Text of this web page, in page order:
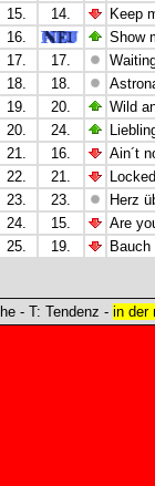
15.
14. Keep
16.
Show
17.
17.
18.
18.
19.
20. Wild
20.
24.
21.
16. Ain´t
22.
21.
23.
23. Herz
24.
15. Are
25.
19.
- T: Tendenz - in der